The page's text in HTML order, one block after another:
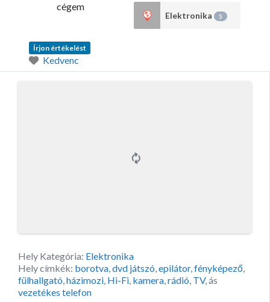
cégem
Elektronika 5
Írjon értékelést
Kedvenc
Hely Kategória: Elektronika
Hely címkék: borotva dvd játszó epilátor, fényképező
fülhallgató házimozi Hi-Fi kamera rádió TV, ás
vezetékes telefon